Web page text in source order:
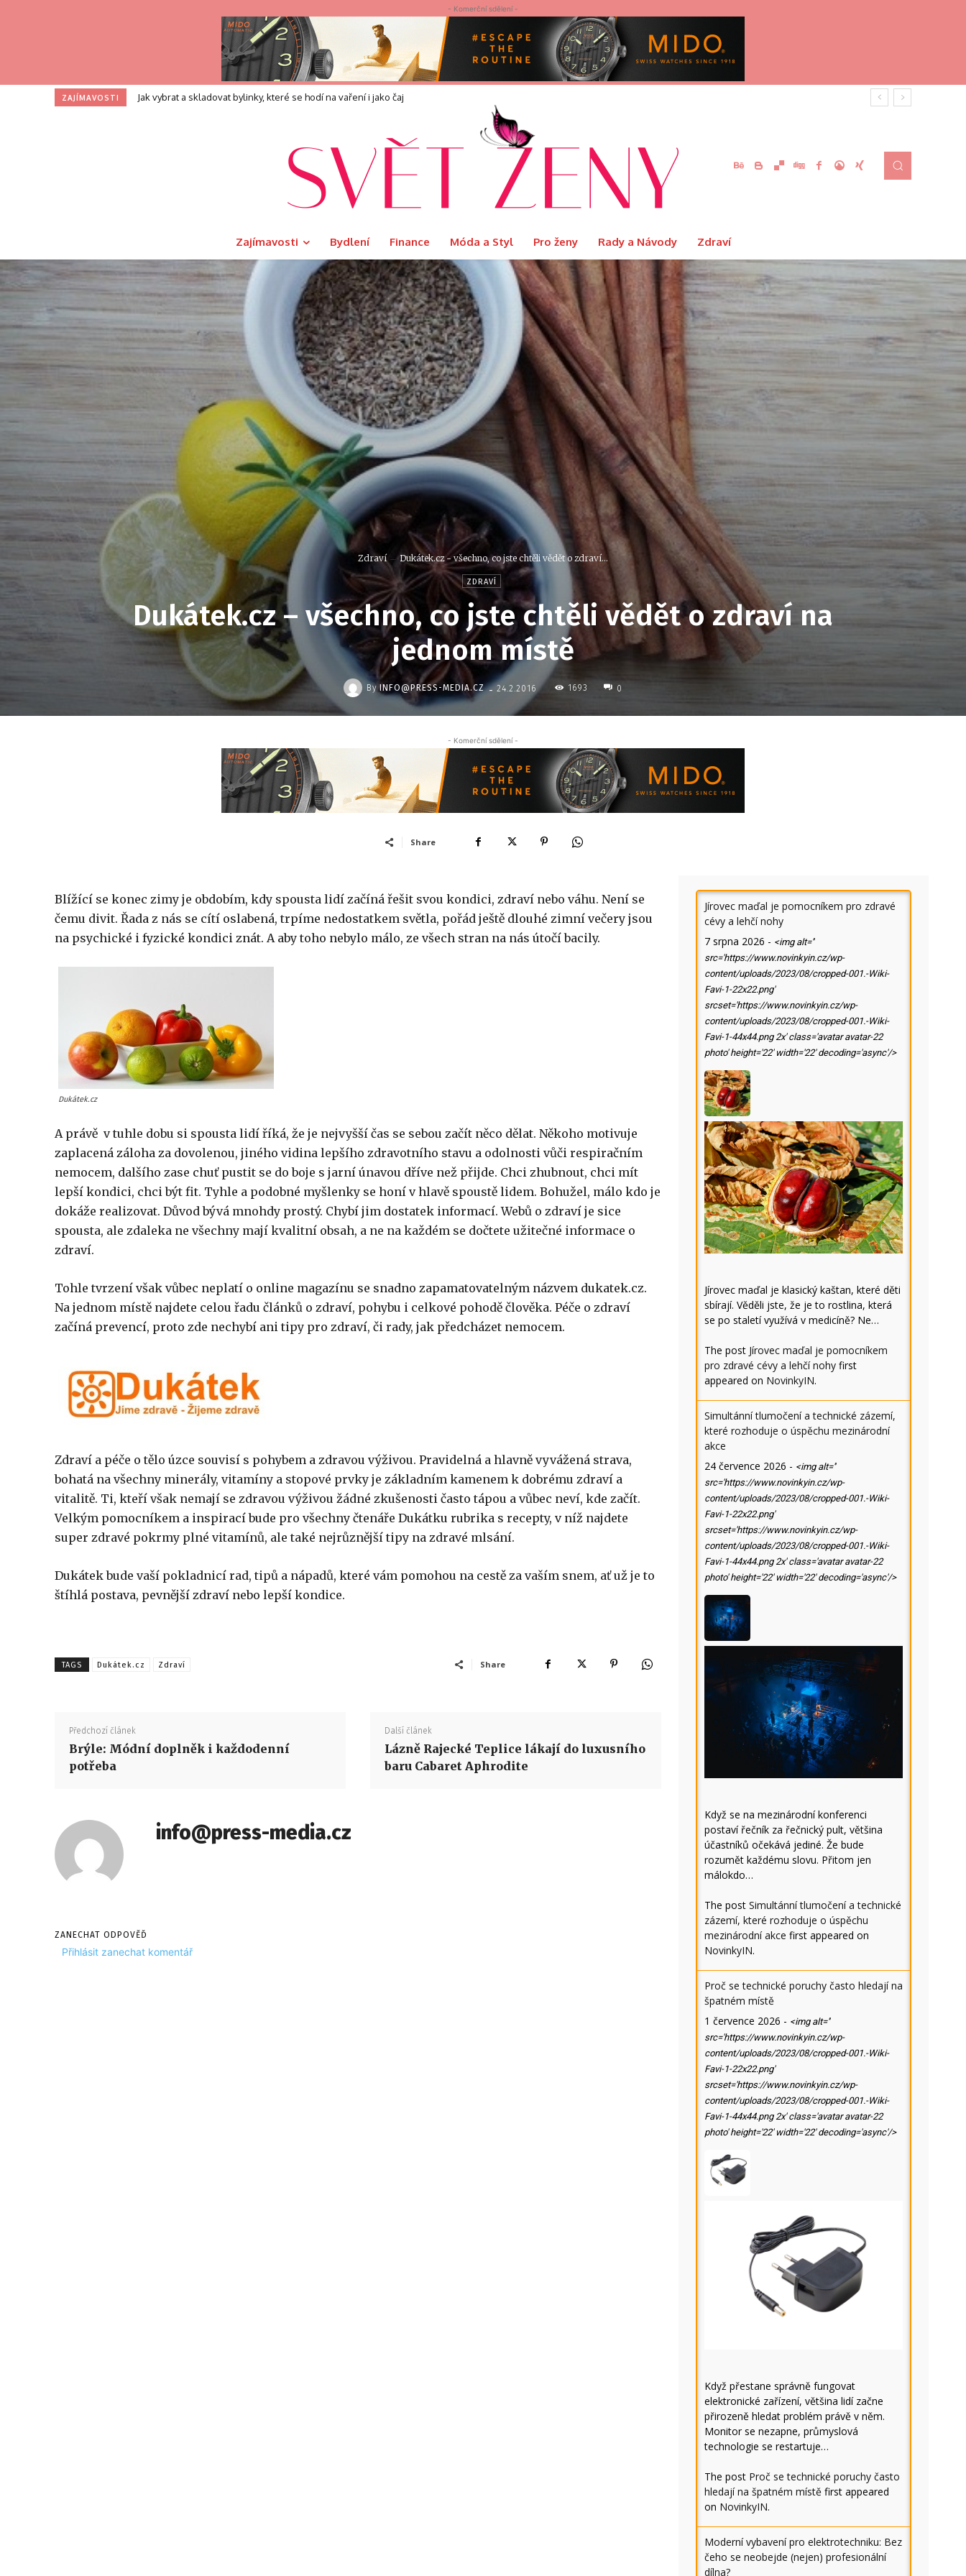
- Komerční sdělení -
ZAJÍMAVOSTI Profesní zkouška pro kouče: Co přesně přináší?
Zajímavosti Bydlení Finance Móda a Styl Pro ženy Rady a Návody Zdraví
Zdraví Dukátek.cz - všechno, co jste chtěli vědět o zdraví...
ZDRAVÍ
Dukátek.cz – všechno, co jste chtěli vědět o zdraví na
jednom místě
By INFO@PRESS-MEDIA.CZ - 24.2.2016 1693 0
- Komerční sdělení -
Share
Blížící se konec zimy je obdobím, kdy spousta lidí začíná řešit svou kondici, zdraví nebo váhu. Není se
čemu divit. Řada z nás se cítí oslabená, trpíme nedostatkem světla, pořád ještě dlouhé zimní večery jsou
na psychické i fyzické kondici znát. A aby toho nebylo málo, ze všech stran na nás útočí bacily.
Dukátek.cz
A právě v tuhle dobu si spousta lidí říká, že je nejvyšší čas se sebou začít něco dělat. Někoho motivuje
zaplacená záloha za dovolenou, jiného vidina lepšího zdravotního stavu a odolnosti vůči respiračním
nemocem, dalšího zase chuť pustit se do boje s jarní únavou dříve než přijde. Chci zhubnout, chci mít
lepší kondici, chci být fit. Tyhle a podobné myšlenky se honí v hlavě spoustě lidem. Bohužel, málo kdo je
dokáže realizovat. Důvod bývá mnohdy prostý. Chybí jim dostatek informací. Webů o zdraví je sice
spousta, ale zdaleka ne všechny mají kvalitní obsah, a ne na každém se dočtete užitečné informace o
zdraví.
Tohle tvrzení však vůbec neplatí o online magazínu se snadno zapamatovatelným názvem dukatek.cz.
Na jednom místě najdete celou řadu článků o zdraví, pohybu i celkové pohodě člověka. Péče o zdraví
začíná prevencí, proto zde nechybí ani tipy pro zdraví, či rady, jak předcházet nemocem.
Zdraví a péče o tělo úzce souvisí s pohybem a zdravou výživou. Pravidelná a hlavně vyvážená strava,
bohatá na všechny minerály, vitamíny a stopové prvky je základním kamenem k dobrému zdraví a
vitalitě. Ti, kteří však nemají se zdravou výživou žádné zkušenosti často tápou a vůbec neví, kde začít.
Velkým pomocníkem a inspirací bude pro všechny čtenáře Dukátku rubrika s recepty, v níž najdete
super zdravé pokrmy plné vitamínů, ale také nejrůznější tipy na zdravé mlsání.
Dukátek bude vaší pokladnicí rad, tipů a nápadů, které vám pomohou na cestě za vaším snem, ať už je to
štíhlá postava, pevnější zdraví nebo lepší kondice.
TAGS Dukátek.cz Zdraví Share
Předchozí článek
Brýle: Módní doplněk i každodenní
potřeba
Další článek
Lázně Rajecké Teplice lákají do luxusního
baru Cabaret Aphrodite
info@press-media.cz
ZANECHAT ODPOVĚĎ
Přihlásit zanechat komentář
Jírovec maďal je pomocníkem pro zdravé
cévy a lehčí nohy
7 srpna 2026 - <img alt=''
src='https://www.novinkyin.cz/wp-
content/uploads/2023/08/cropped-001.-Wiki-
Favi-1-22x22.png'
srcset='https://www.novinkyin.cz/wp-
content/uploads/2023/08/cropped-001.-Wiki-
Favi-1-44x44.png 2x' class='avatar avatar-22
photo' height='22' width='22' decoding='async'/>
Jírovec maďal je klasický kaštan, které děti
sbírají. Věděli jste, že je to rostlina, která
se po staletí využívá v medicíně? Ne…
The post Jírovec maďal je pomocníkem
pro zdravé cévy a lehčí nohy first
appeared on NovinkyIN.
Simultánní tlumočení a technické zázemí,
které rozhoduje o úspěchu mezinárodní
akce
24 července 2026 - <img alt=''
src='https://www.novinkyin.cz/wp-
content/uploads/2023/08/cropped-001.-Wiki-
Favi-1-22x22.png'
srcset='https://www.novinkyin.cz/wp-
content/uploads/2023/08/cropped-001.-Wiki-
Favi-1-44x44.png 2x' class='avatar avatar-22
photo' height='22' width='22' decoding='async'/>
Když se na mezinárodní konferenci
postaví řečník za řečnický pult, většina
účastníků očekává jediné. Že bude
rozumět každému slovu. Přitom jen
málokdo…
The post Simultánní tlumočení a technické
zázemí, které rozhoduje o úspěchu
mezinárodní akce first appeared on
NovinkyIN.
Proč se technické poruchy často hledají na
špatném místě
1 července 2026 - <img alt=''
src='https://www.novinkyin.cz/wp-
content/uploads/2023/08/cropped-001.-Wiki-
Favi-1-22x22.png'
srcset='https://www.novinkyin.cz/wp-
content/uploads/2023/08/cropped-001.-Wiki-
Favi-1-44x44.png 2x' class='avatar avatar-22
photo' height='22' width='22' decoding='async'/>
Když přestane správně fungovat
elektronické zařízení, většina lidí začne
přirozeně hledat problém právě v něm.
Monitor se nezapne, průmyslová
technologie se restartuje…
The post Proč se technické poruchy často
hledají na špatném místě first appeared
on NovinkyIN.
Moderní vybavení pro elektrotechniku: Bez
čeho se neobejde (nejen) profesionální
dílna?